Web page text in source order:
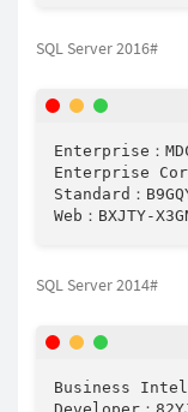
SQL Server 2016#
Enterprise：
Enterprise Core
Standard：
SQL Server 2014#
Business